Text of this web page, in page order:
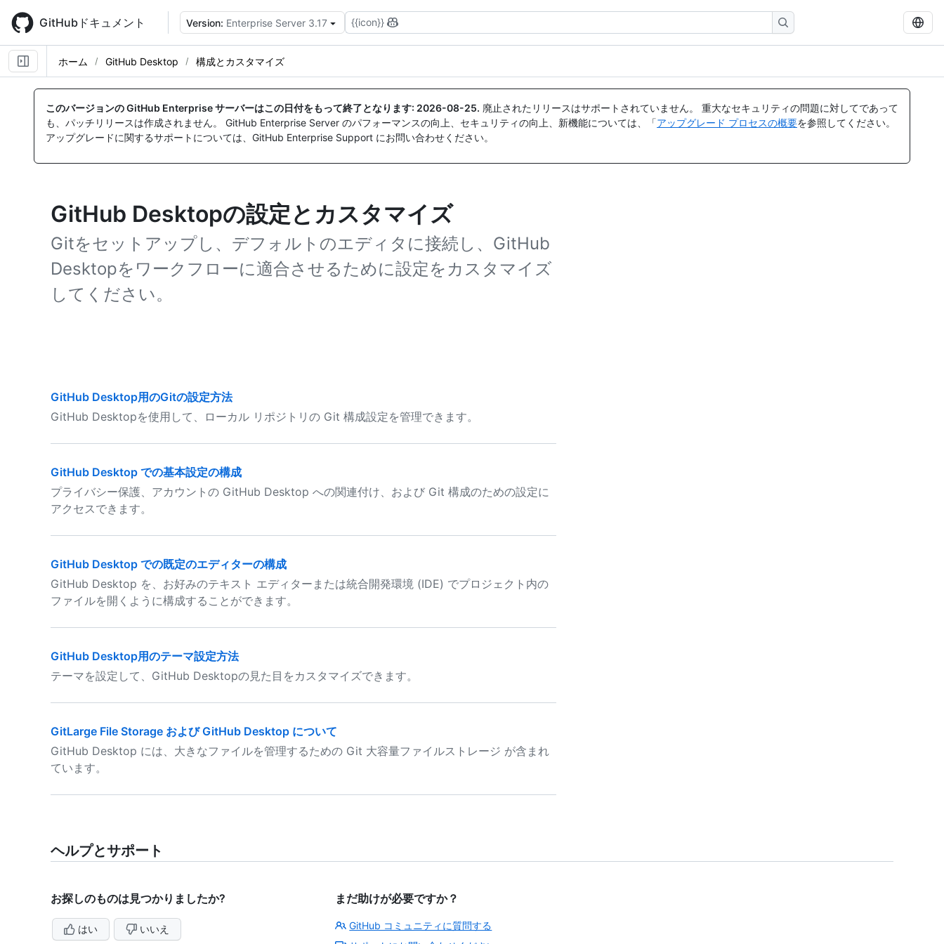
main
content
GitHubドキュメント Version: Enterprise Server 3.17 {{icon}}
ホーム GitHub Desktop 構成とカスタマイズ
このバージョンの GitHub Enterprise サーバーはこの日付をもって終了となります: 2026-08-25. 廃止されたリリースはサポートされていません。 重大なセキュリティの問題に対してであって
も、パッチリリースは作成されません。 GitHub Enterprise Server のパフォーマンスの向上、セキュリティの向上、新機能については、「アップグレード プロセスの概要を参照してください。
アップグレードに関するサポートについては、GitHub Enterprise Support にお問い合わせください。
GitHub Desktopの設定とカスタマイズ
Gitをセットアップし、デフォルトのエディタに接続し、GitHub
Desktopをワークフローに適合させるために設定をカスタマイズ
してください。
GitHub Desktop用のGitの設定方法
GitHub Desktopを使用して、ローカル リポジトリの Git 構成設定を管理できます。
GitHub Desktop での基本設定の構成
プライバシー保護、アカウントの GitHub Desktop への関連付け、および Git 構成のための設定に
アクセスできます。
GitHub Desktop での既定のエディターの構成
GitHub Desktop を、お好みのテキスト エディターまたは統合開発環境 (IDE) でプロジェクト内の
ファイルを開くように構成することができます。
GitHub Desktop用のテーマ設定方法
テーマを設定して、GitHub Desktopの見た目をカスタマイズできます。
GitLarge File Storage および GitHub Desktop について
GitHub Desktop には、大きなファイルを管理するための Git 大容量ファイルストレージ が含まれ
ています。
ヘルプとサポート
お探しのものは見つかりましたか?
はい いいえ
まだ助けが必要ですか？
GitHub コミュニティに質問する